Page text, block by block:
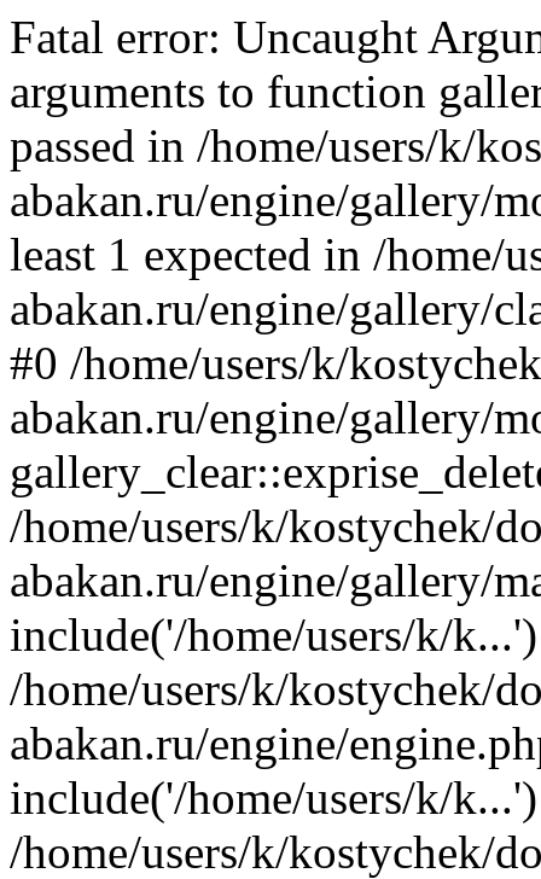
Fatal error: Uncaught
arguments to function
passed in /home/users/k/
abakan.ru/engine/gallery/
least 1 expected in /home/
abakan.ru/engine/gallery/
#0 /home/users/k/
abakan.ru/engine/gallery/
/home/users/k/kostychek/
abakan.ru/engine/gallery/
include('/home/users/k/
/home/users/k/kostychek/
abakan.ru/engine/
include('/home/users/k/
/home/users/k/kostychek/